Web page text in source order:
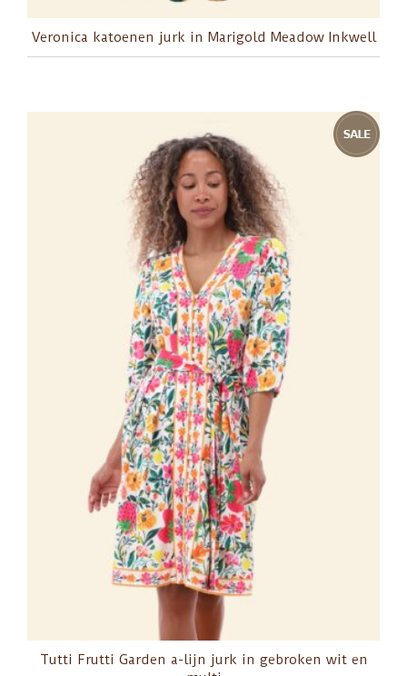
Veronica katoenen jurk in Marigold Meadow Inkwell
Tutti Frutti Garden a-lijn jurk in gebroken wit en